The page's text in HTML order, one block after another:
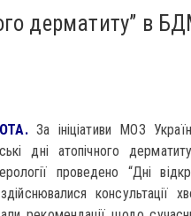
дерматиту” в
За ініціативи МОЗ
дні атопічного
проведено “Дні
консультації